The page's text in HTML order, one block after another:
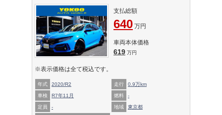
支払総額
640 万円
車両本体価格
619 万円
※表示価格は全て税込です。
年式 2020/R2 走行 0.9万km
車検 R7年11月 燃料 -
定員 - 地域 東京都